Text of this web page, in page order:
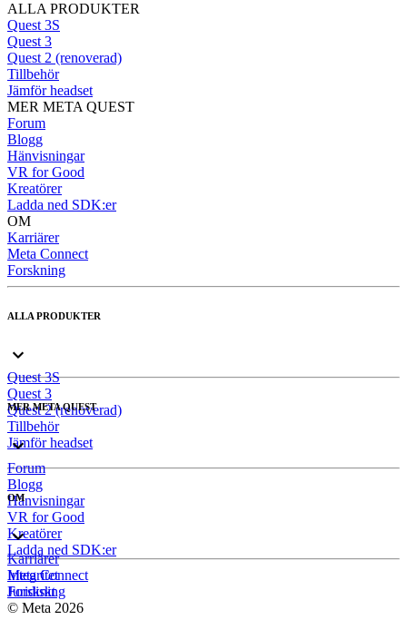
ALLA PRODUKTER
Quest 3S
Quest 3
Quest 2 (renoverad)
Tillbehör
Jämför headset
MER META QUEST
Forum
Blogg
Hänvisningar
VR for Good
Kreatörer
Ladda ned SDK:er
OM
Karriärer
Meta Connect
Forskning
ALLA PRODUKTER
Quest 3S
Quest 3
Quest 2 (renoverad)
Tillbehör
Jämför headset
MER META QUEST
Forum
Blogg
Hänvisningar
VR for Good
Kreatörer
Ladda ned SDK:er
OM
Karriärer
Meta Connect
Forskning
Integritet
Juridiskt
© Meta 2026